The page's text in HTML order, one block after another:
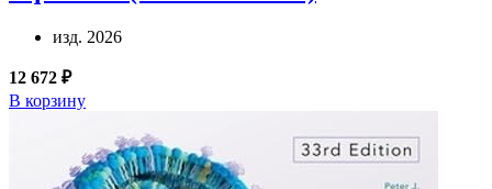
изд. 2026
12 672 ₽
В корзину